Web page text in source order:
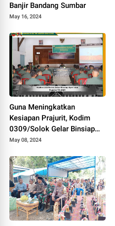
Banjir Bandang Sumbar
May 16, 2024
Guna Meningkatkan
Kesiapan Prajurit, Kodim
0309/Solok Gelar Binsiap
Apwil dan Puanter TA 2024
May 08, 2024